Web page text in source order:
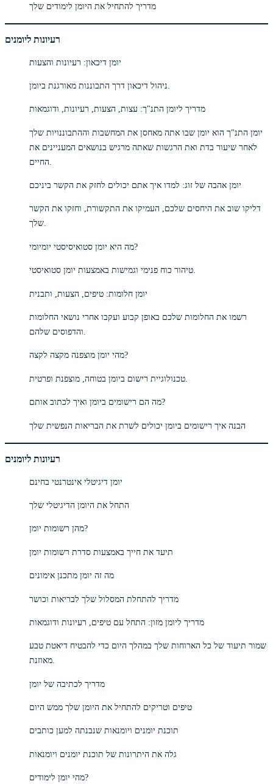
מדריך להתחיל את היומן לימודים שלך
רעיונות ליומנים
יומן דיכאון: רעיונות והצעות
מדריך ליומן התנ"ך: עצות, הצעות, רעיונות, ודוגמאות
יומן התנ"ך הוא יומן שבו אתה מאחסן את המחשבות וההתבוננויות שלך
לאחר שיעור בדת ואת הרגשות שאתה מרגיש בנושאים המעניינים את
יומן אהבה של זוג: למדו איך אתם יכולים לחזק את הקשר ביניכם
דליקו שוב את היחסים שלכם, העמיקו את התקשורת, וחזקו את הקשר
שלך.
מה היא יומן סטואיסיסטי יומיומי?
טיהור כוח פנימי וגמישות באמצעות יומן סטואיסטי.
יומן חלומות: טיפים, הצעות, ותבנית
רשמו את החלומות שלכם באופן קבוע ועקבו אחרי נושאי החלומות
מהי יומן מוצפנה מקצה לקצה?
מה הם רישומים ביומן ואיך לכתוב אותם?
הבנה איך רישומים ביומן יכולים לשרת את הבריאות הנפשית שלך
רעיונות ליומנים
יומן דיגיטלי אינטרנטי בחינם
התחל את היומן הדיגיטלי שלך
מהן רשומות יומן?
תיעד את חייך באמצעות סדרת רשומות יומן
מה זה יומן מתכנן אימונים
מדריך להתחלת המסלול שלך לבריאות וכושר
מדריך ליומן מזון: התחל עם טיפים, רעיונות ודוגמאות
שמור תיעוד של כל הארוחות שלך במהלך היום כדי להבטיח דיאטת טבע
מאוזנת.
מדריך לכתיבה של יומן
טיפים וטריקים להתחיל את היומן שלך ממש היום
תוכנת יומנים ויומנאות שנבנתה למען כותבים
גלה את היתרונות של תוכנת יומנים ויומנאות
מהי יומן לימודים?